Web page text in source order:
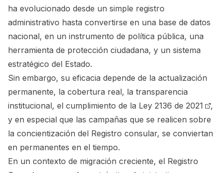
ha evolucionado desde un simple registro
administrativo hasta convertirse en una base de datos
nacional, en un instrumento de política pública, una
herramienta de protección ciudadana, y un sistema
estratégico del Estado.
Sin embargo, su eficacia depende de la actualización
permanente, la cobertura real, la transparencia
institucional, el cumplimiento de la Ley 2136 de 2021
,
y en especial que las campañas que se realicen sobre
la concientización del Registro consular, se conviertan
en permanentes en el tiempo.
En un contexto de migración creciente, el Registro